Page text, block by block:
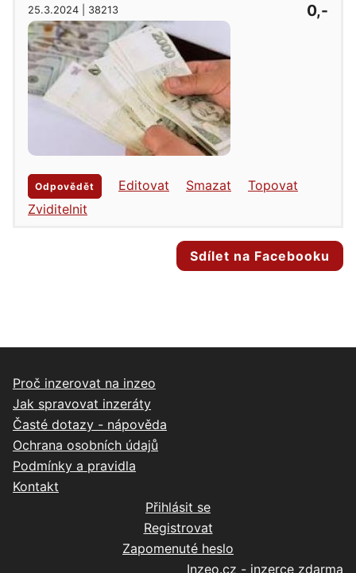
25.3.2024 | 38213
0,-
Odpovědět Editovat Smazat
Topovat
Zviditelnit
Sdílet na Facebooku
Proč inzerovat na inzeo
Jak spravovat inzeráty
Časté dotazy - nápověda
Ochrana osobních údajů
Podmínky a pravidla
Kontakt
Přihlásit se
Registrovat
Zapomenuté heslo
Inzeo.cz - inzerce zdarma